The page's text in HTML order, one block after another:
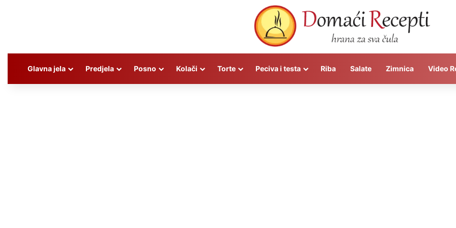
Glavna jela Predjela Posno Kolači Torte Peciva i testa Riba Salate Zimnica Video